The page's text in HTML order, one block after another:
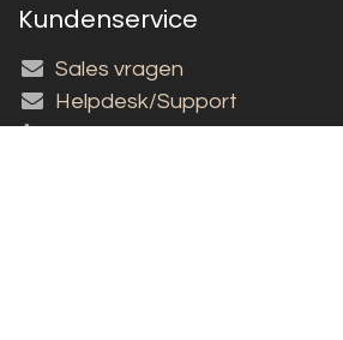
Kundenservice
Sales vragen
Helpdesk/Support
+31 (0)573 252229